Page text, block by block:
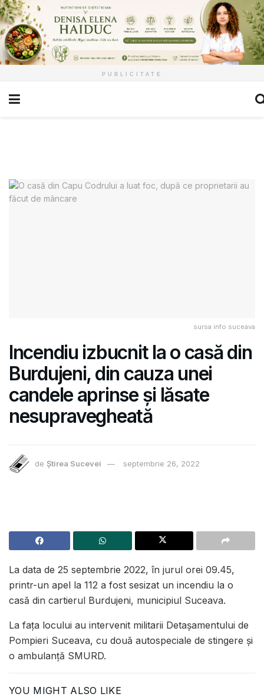
PUBLICITATE
sursa info suceava
Incendiu izbucnit la o casă din
Burdujeni, din cauza unei
candele aprinse și lăsate
nesupravegheată
de Știrea Sucevei septembrie 26, 2022
La data de 25 septembrie 2022, în jurul orei 09.45,
printr-un apel la 112 a fost sesizat un incendiu la o
casă din cartierul Burdujeni, municipiul Suceava.
La fața locului au intervenit militarii Detașamentului de
Pompieri Suceava, cu două autospeciale de stingere și
o ambulanță SMURD.
YOU MIGHT ALSO LIKE